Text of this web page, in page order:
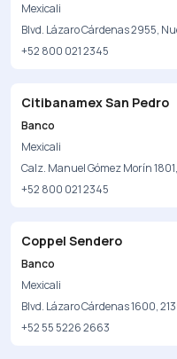
Mexicali
Blvd. Lázaro Cárdenas 2955,
+52 800 021 2345
Citibanamex San Pedro
Banco
Mexicali
Calz. Manuel Gómez Morín
+52 800 021 2345
Coppel Sendero
Banco
Mexicali
Blvd. Lázaro Cárdenas 1600,
+52 55 5226 2663